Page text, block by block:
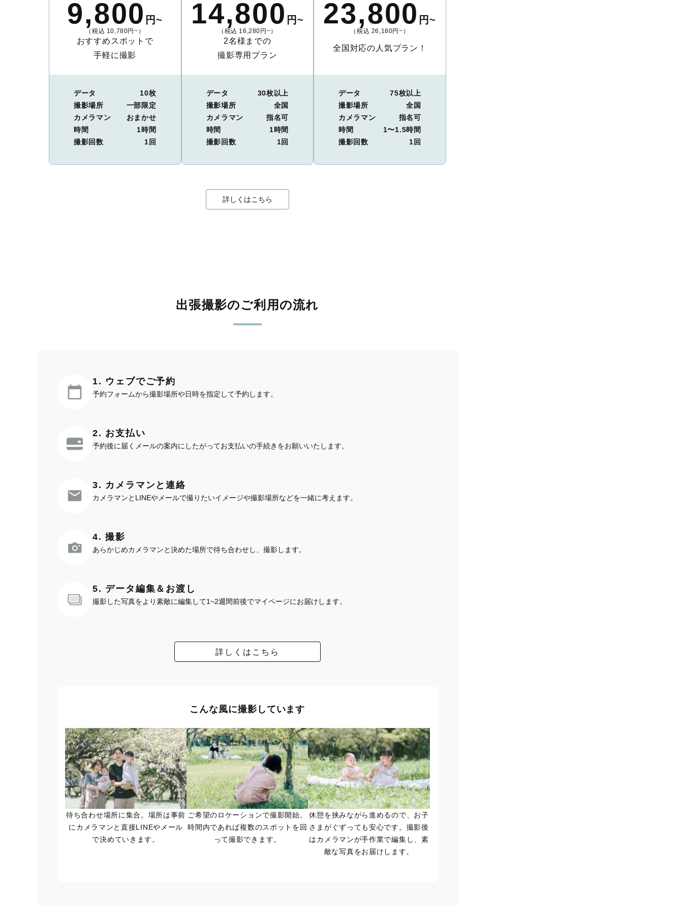
9,800 円~
（税込 10,780円~）
おすすめスポットで
手軽に撮影
データ
10枚
撮影場所
一部限定
カメラマン
おまかせ
時間
1時間
撮影回数
1回
14,800 円~
（税込 16,280円~）
2名様までの
撮影専用プラン
データ
30枚以上
撮影場所
全国
カメラマン
指名可
時間
1時間
撮影回数
1回
23,800 円~
（税込 26,180円~）
全国対応の人気プラン！
データ
75枚以上
撮影場所
全国
カメラマン
指名可
時間
1〜1.5時間
撮影回数
1回
詳しくはこちら
出張撮影のご利用の流れ
1. ウェブでご予約
予約フォームから撮影場所や日時を指定して予約します。
2. お支払い
予約後に届くメールの案内にしたがってお支払いの手続きをお願いいたします。
3. カメラマンと連絡
カメラマンとLINEやメールで撮りたいイメージや撮影場所などを一緒に考えます。
4. 撮影
あらかじめカメラマンと決めた場所で待ち合わせし、撮影します。
5. データ編集＆お渡し
撮影した写真をより素敵に編集して1~2週間前後でマイページにお届けします。
詳しくはこちら
こんな風に撮影しています
待ち合わせ場所に集合。場所は事前
にカメラマンと直接LINEやメール
で決めていきます。
ご希望のロケーションで撮影開始。
時間内であれば複数のスポットを回
って撮影できます。
休憩を挟みながら進めるので、お子
さまがぐずっても安心です。撮影後
はカメラマンが手作業で編集し、素
敵な写真をお届けします。